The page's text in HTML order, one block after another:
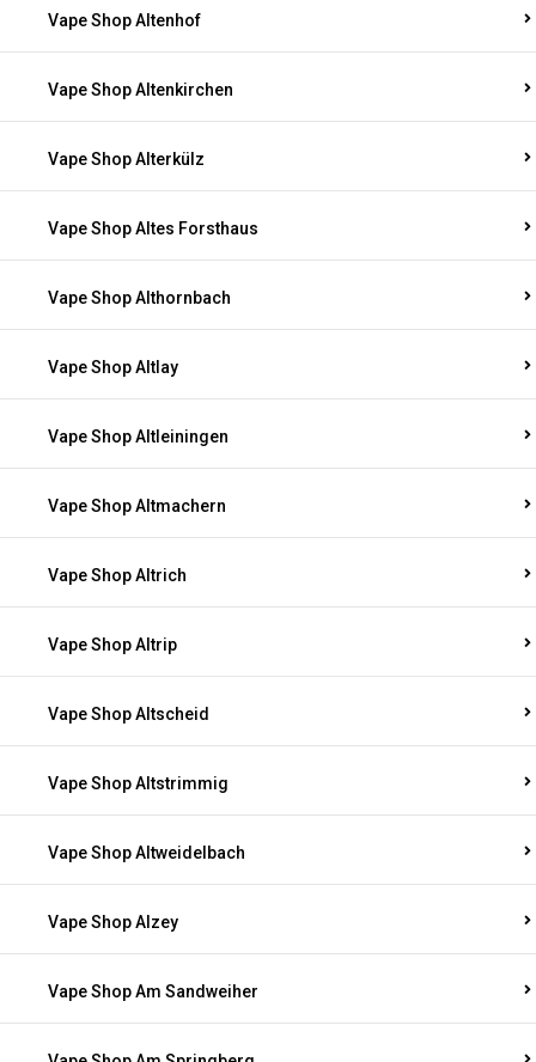
Vape Shop Altenhof
Vape Shop Altenkirchen
Vape Shop Alterkülz
Vape Shop Altes Forsthaus
Vape Shop Althornbach
Vape Shop Altlay
Vape Shop Altleiningen
Vape Shop Altmachern
Vape Shop Altrich
Vape Shop Altrip
Vape Shop Altscheid
Vape Shop Altstrimmig
Vape Shop Altweidelbach
Vape Shop Alzey
Vape Shop Am Sandweiher